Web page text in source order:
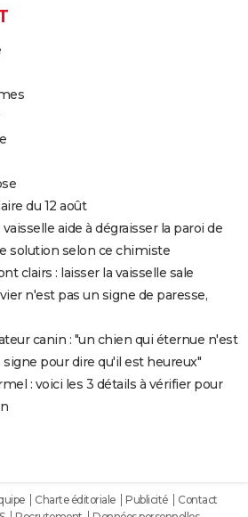
du 12 août
aide à dégraisser la paroi de
solution selon ce chimiste
clairs : laisser la vaisselle sale
n'est pas un signe de paresse,
canin : "un chien qui éternue n'est
signe pour dire qu'il est heureux"
: voici les 3 détails à vérifier pour
Charte éditoriale Publicité
Contact